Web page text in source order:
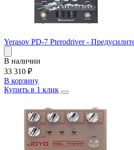
Yerasov PD-7 Pterodriver -
В наличии
33 310 ₽
В корзину
Купить в 1 клик